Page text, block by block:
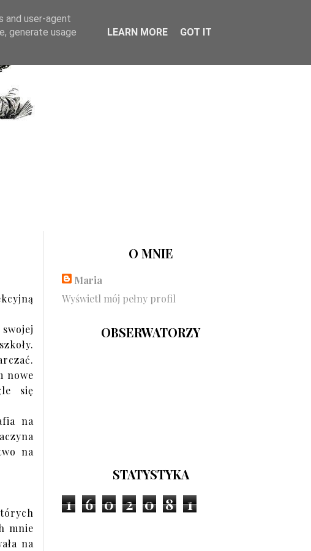
nowe
się
na
na
mnie
na
O MNIE
Maria
Wyświetl mój pełny profil
OBSERWATORZY
STATYSTYKA
1 6 0 2 0 8 1
and user-agent
generate usage
LEARN MORE GOT IT